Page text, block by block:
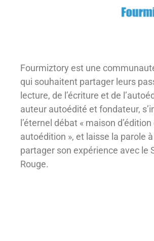
Fourmiztory est une
qui souhaitent partager leurs
lecture, de l’écriture et de
auteur autoédité et fondateur,
l’éternel débat « maison d’édition
autoédition », et laisse la parole
partager son expérience avec le
Rouge.